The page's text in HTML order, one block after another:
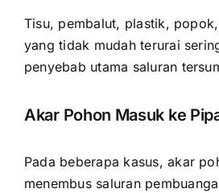
Tisu, pembalut, plastik,
yang tidak mudah terurai
penyebab utama saluran
Akar Pohon Masuk ke
Pada beberapa kasus, akar
menembus saluran